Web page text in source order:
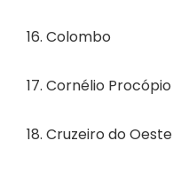
16. Colombo
17. Cornélio Procópio
18. Cruzeiro do Oeste